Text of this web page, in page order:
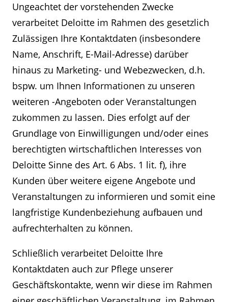
Ungeachtet der vorstehenden Zwecke
verarbeitet Deloitte im Rahmen des gesetzlich
Zulässigen Ihre Kontaktdaten (insbesondere
Name, Anschrift, E-Mail-Adresse) darüber
hinaus zu Marketing- und Webezwecken, d.h.
bspw. um Ihnen Informationen zu unseren
weiteren -Angeboten oder Veranstaltungen
zukommen zu lassen. Dies erfolgt auf der
Grundlage von Einwilligungen und/oder eines
berechtigten wirtschaftlichen Interesses von
Deloitte Sinne des Art. 6 Abs. 1 lit. f), ihre
Kunden über weitere eigene Angebote und
Veranstaltungen zu informieren und somit eine
langfristige Kundenbeziehung aufbauen und
aufrechterhalten zu können.
Schließlich verarbeitet Deloitte Ihre
Kontaktdaten auch zur Pflege unserer
Geschäftskontakte, wenn wir diese im Rahmen